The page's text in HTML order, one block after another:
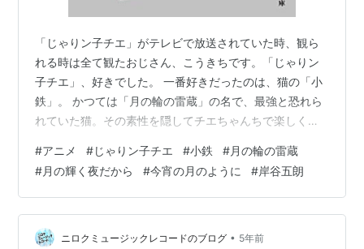
「じゃりン子チエ」がテレビで放送されていた時、観ら
れる時は全て観たおじさん、こうきちです。「じゃりン
子チエ」、好きでした。 一番好きだったのは、猫の「小
鉄」。 かつては「月の輪の雷蔵」の名で、最強と恐れら
れていた猫。その素性を隠してチエちゃんちで楽しくや
私はこれが好きでした。しびれる！ しびれる！ 小鉄、か
っこえ～ かっこえ～よ～、小鉄さん。 そんな（どん
な？）おじさん、こうきちでした＾＾ （投稿前に確認の
検索をしていましたら、この「じゃりン子チエ」、再放
送の際に差別用語の音声が消されていたり色々そういう
#アニメ #じゃりン子チエ #小鉄 #月の輪の雷蔵
#月の輝く夜だから #今宵の月のように #岸谷五朗
ニロクミュージックレコードのブログ • 5年前